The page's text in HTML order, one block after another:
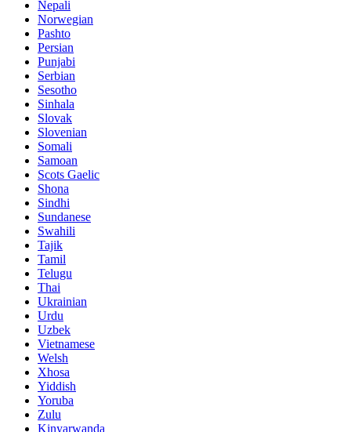
Nepali
Norwegian
Pashto
Persian
Punjabi
Serbian
Sesotho
Sinhala
Slovak
Slovenian
Somali
Samoan
Scots Gaelic
Shona
Sindhi
Sundanese
Swahili
Tajik
Tamil
Telugu
Thai
Ukrainian
Urdu
Uzbek
Vietnamese
Welsh
Xhosa
Yiddish
Yoruba
Zulu
Kinyarwanda